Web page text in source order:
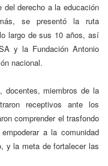
del derecho a la educación
se presentó la ruta
largo de sus 10 años, así
y la Fundación Antonio
nacional.
docentes, miembros de la
receptivos ante los
comprender el trasfondo
a la comunidad
y la meta de fortalecer las